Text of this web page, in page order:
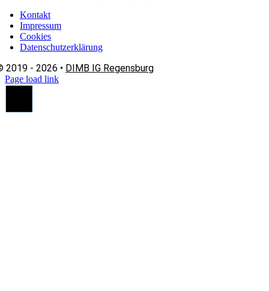
Kontakt
Impressum
Cookies
Datenschutzerklärung
2019 - 2026 • DIMB IG Regensburg
Page load link
Nach